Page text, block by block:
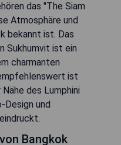
das "The Siam
Atmosphäre und
bekannt ist. Das
Sukhumvit ist ein
charmanten
ist
des Lumphini
Design und
Bangkok